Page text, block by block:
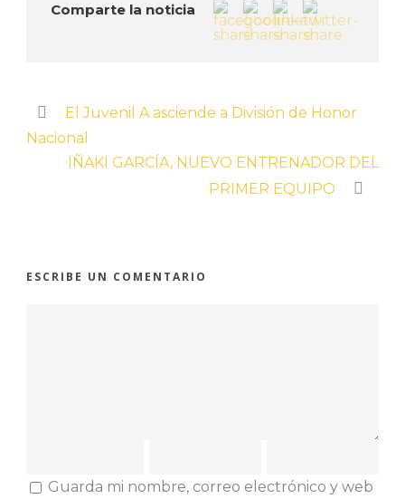
Comparte la noticia
El Juvenil A asciende a División de Honor
Nacional
IÑAKI GARCÍA, NUEVO ENTRENADOR DEL
PRIMER EQUIPO
ESCRIBE UN COMENTARIO
Guarda mi nombre, correo electrónico y web